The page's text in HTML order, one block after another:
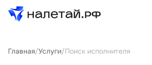
Товары
Главная/Услуги/Поиск исполнителя